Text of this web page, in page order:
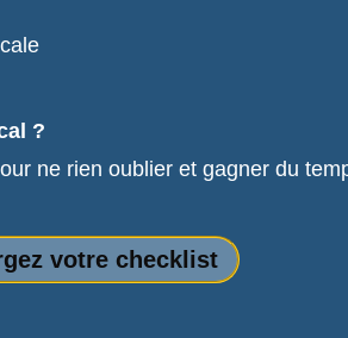
?
ne rien oublier et gagner du
votre checklist